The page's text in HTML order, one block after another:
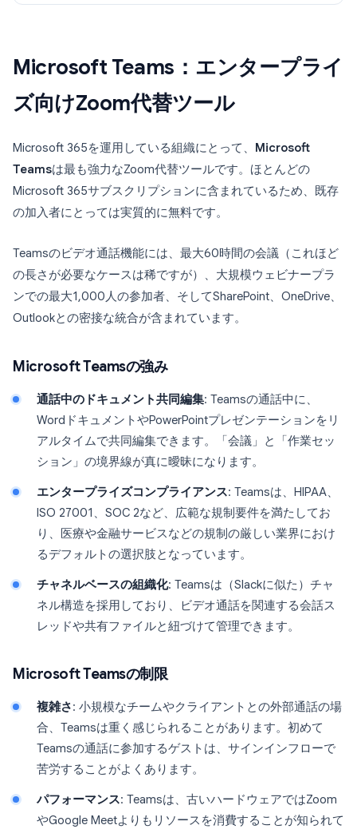
Microsoft Teams：エンタープライ
ズ向けZoom代替ツール
Microsoft 365を運用している組織にとって、
Microsoft
Teamsは最も強力なZoom代替ツールです。ほとんどの
Microsoft 365サブスクリプションに含まれているため、既存
の加入者にとっては実質的に無料です。
Teamsのビデオ通話機能には、最大60時間の会議（これほど
の長さが必要なケースは稀ですが）、大規模ウェビナープラ
ンでの最大1,000人の参加者、そしてSharePoint、OneDrive、
Outlookとの密接な統合が含まれています。
Microsoft Teamsの強み
通話中のドキュメント共同編集: Teamsの通話中に、
WordドキュメントやPowerPointプレゼンテーションをリ
アルタイムで共同編集できます。「会議」と「作業セッ
ション」の境界線が真に曖昧になります。
エンタープライズコンプライアンス: Teamsは、HIPAA、
ISO 27001、SOC 2など、広範な規制要件を満たしてお
り、医療や金融サービスなどの規制の厳しい業界におけ
るデフォルトの選択肢となっています。
チャネルベースの組織化: Teamsは（Slackに似た）チャ
ネル構造を採用しており、ビデオ通話を関連する会話ス
レッドや共有ファイルと紐づけて管理できます。
Microsoft Teamsの制限
複雑さ: 小規模なチームやクライアントとの外部通話の場
合、Teamsは重く感じられることがあります。初めて
Teamsの通話に参加するゲストは、サインインフローで
苦労することがよくあります。
パフォーマンス: Teamsは、古いハードウェアではZoom
やGoogle Meetよりもリソースを消費することが知られて